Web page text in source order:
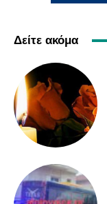
Δείτε ακόμα